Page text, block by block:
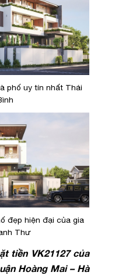
phố uy tín nhất Thái
đẹp hiện đại của gia
Thư
tiền VK21127 của
Hoàng Mai – Hà